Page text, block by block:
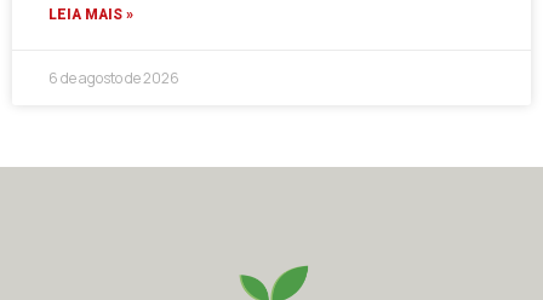
LEIA MAIS »
6 de agosto de 2026